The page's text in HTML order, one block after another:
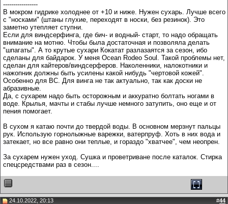
-----------------
В мокром гидрике холоднее от +10 и ниже. Нужен сухарь. Лучше всего
с "носками" (штаны глухие, переходят в носки, без резинок). Это
заметно утепляет ступни.
Если для виндсерфинга, где бич- и водный- старт, то надо обращать
внимание на мотню. Чтобы была достаточная и позволяла делать
"шпагаты". А то крутые сухари Кокатат разлазаятся за сезон, ибо
сделаны для байдарок. У меня Ocean Rodeo Soul. Такой проблемы нет,
сделан для кайтеров/виндсерферов. Наколенники, налокотники и
нажопник должны быть усилены какой нибудь "чертовой кожей".
Особенно для ВС. Для винга не так актуально, так как доски не
абразивные.
Да, с сухарем надо быть осторожным и аккуратно болтать ногами в
воде. Крылья, мачты и стабы лучше немного затупить, оно еще и от
пения помогает.
В сухом я катаю почти до твердой воды. В основном мерзнут пальцы
рук. Использую горнолыжные варежки, ватерпруф. Хоть в них вода и
затекает, но все равно они теплые, и гораздо "хватчее", чем неопрен.
За сухарем нужен уход. Сушка и проветриване после каталок. Стирка
спецсредствами раз в сезон....
24.10.2022, 20:13 #44